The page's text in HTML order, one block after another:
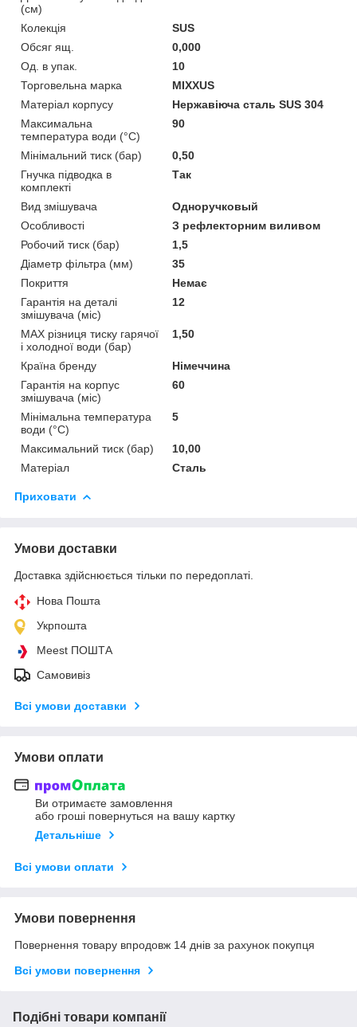
(см)
Колекція
SUS
Обсяг ящ.
0,000
Од. в упак.
10
Торговельна марка
MIXXUS
Матеріал корпусу
Нержавіюча сталь SUS 304
Максимальна
температура води (°C)
90
Мінімальний тиск (бар)
0,50
Гнучка підводка в
комплекті
Так
Вид змішувача
Одноручковый
Особливості
З рефлекторним виливом
Робочий тиск (бар)
1,5
Діаметр фільтра (мм)
35
Покриття
Немає
Гарантія на деталі
змішувача (міс)
12
MAX різниця тиску гарячої
і холодної води (бар)
1,50
Країна бренду
Німеччина
Гарантія на корпус
змішувача (міс)
60
Мінімальна температура
води (°C)
5
Максимальний тиск (бар)
10,00
Матеріал
Сталь
Приховати
Умови доставки
Доставка здійснюється тільки по передоплаті.
Нова Пошта
Укрпошта
Meest ПОШТА
Самовивіз
Всі умови доставки
Умови оплати
Ви отримаєте замовлення
або гроші повернуться на вашу картку
Детальніше
Всі умови оплати
Умови повернення
Повернення товару впродовж 14 днів за рахунок покупця
Всі умови повернення
Подібні товари компанії